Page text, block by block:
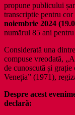
propune publicului
transcriptie pentru
noiembrie 2024
numărul 85 ani
Considerată una
compuse vreodată,
de cunoscută și
Veneția” (1971),
Despre acest
declară: